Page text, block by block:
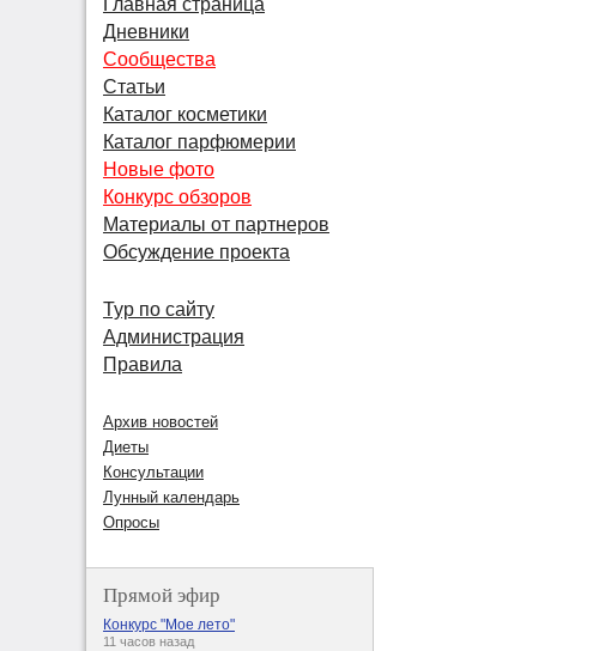
Главная страница
Дневники
Сообщества
Статьи
Каталог косметики
Каталог парфюмерии
Новые фото
Конкурс обзоров
Материалы от партнеров
Обсуждение проекта
Тур по сайту
Администрация
Правила
Архив новостей
Диеты
Консультации
Лунный календарь
Опросы
Прямой эфир
Конкурс "Мое лето"
11 часов назад